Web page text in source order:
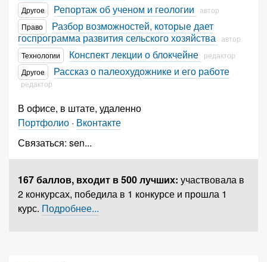
Другое
Репортаж об ученом и геологии автор
Право
Разбор возможностей, которые дает
госпрограмма развития сельского хозяйства автор
Технологии
Конспект лекции о блокчейне редактор
Другое
Рассказ о палеохудожнике и его работе
редактор
В офисе, в штате, удаленно
Портфолио · Вконтакте
Связаться: sen...
167 баллов, входит в 500 лучших: участвовала в
2 конкурсах, победила в 1 конкурсе и прошла 1
курс. Подробнее...